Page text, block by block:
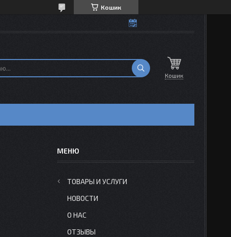
Кошик
Кошик
ТОВАРЫ И УСЛУГИ
НОВОСТИ
О НАС
ОТЗЫВЫ